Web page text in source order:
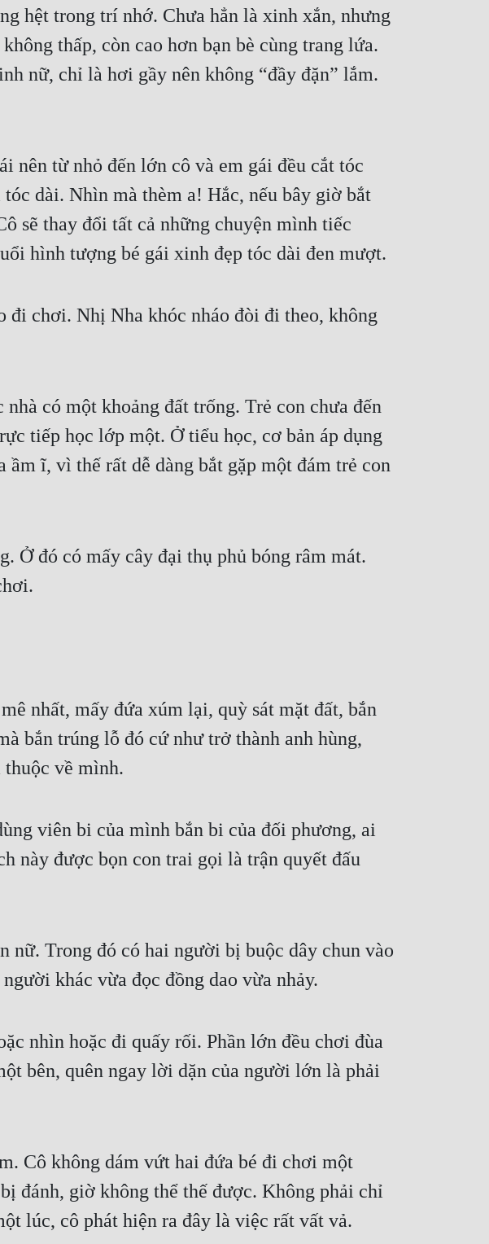
hệt trong trí nhớ. Chưa hẳn là xinh xắn, nhưng
thấp, còn cao hơn bạn bè cùng trang lứa.
nữ, chỉ là hơi gầy nên không “đầy đặn” lắm.
nên từ nhỏ đến lớn cô và em gái đều cắt tóc
dài. Nhìn mà thèm a! Hắc, nếu bây giờ bắt
sẽ thay đổi tất cả những chuyện mình tiếc
hình tượng bé gái xinh đẹp tóc dài đen mượt.
đi chơi. Nhị Nha khóc nháo đòi đi theo, không
có một khoảng đất trống. Trẻ con chưa đến
tiếp học lớp một. Ở tiểu học, cơ bản áp dụng
ĩ, vì thế rất dễ dàng bắt gặp một đám trẻ con
Ở đó có mấy cây đại thụ phủ bóng râm mát.
nhất, mấy đứa xúm lại, quỳ sát mặt đất, bắn
bắn trúng lỗ đó cứ như trở thành anh hùng,
về mình.
viên bi của mình bắn bi của đối phương, ai
này được bọn con trai gọi là trận quyết đấu
nữ. Trong đó có hai người bị buộc dây chun vào
khác vừa đọc đồng dao vừa nhảy.
nhìn hoặc đi quấy rối. Phần lớn đều chơi đùa
bên, quên ngay lời dặn của người lớn là phải
Cô không dám vứt hai đứa bé đi chơi một
đánh, giờ không thể thế được. Không phải chỉ
lúc, cô phát hiện ra đây là việc rất vất vả.